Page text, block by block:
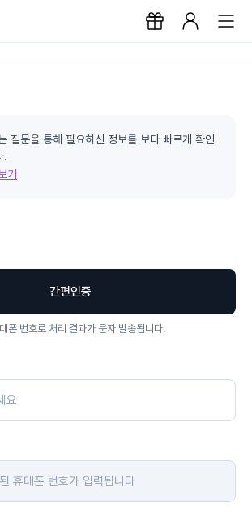
질문을 통해 필요하신 정보를 보다 빠르게 확인
.
기
간편인증
폰 번호로 처리 결과가 문자 발송됩니다.